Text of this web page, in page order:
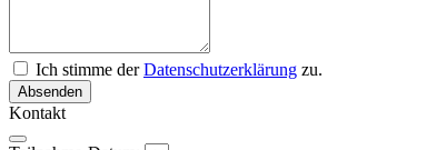
Ich stimme derDatenschutzerklärung zu.
Absenden
Kontakt